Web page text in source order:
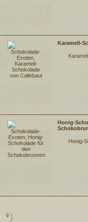
Karamell-
Honig-
Honig-